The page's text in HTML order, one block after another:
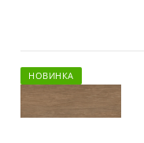
НОВИНКА